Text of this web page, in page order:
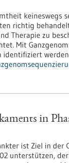
keineswegs
richtig
Therapie zu
Mit
identifiziert
in
ist Ziel in der
unterstützen,